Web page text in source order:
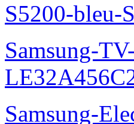
S5200-bleu-
Samsung-
Samsung-